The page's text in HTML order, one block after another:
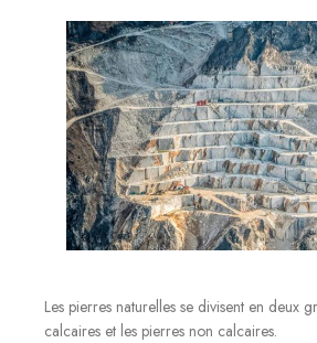
Les pierres naturelles se divisent en deux
calcaires et les pierres non calcaires.